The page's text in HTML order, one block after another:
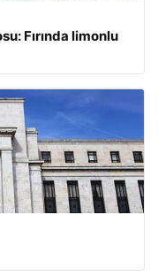
Fırında limonlu